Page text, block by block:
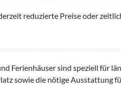
reduzierte Preise oder
Ferienhäuser sind speziell für
sowie die nötige Ausstattung